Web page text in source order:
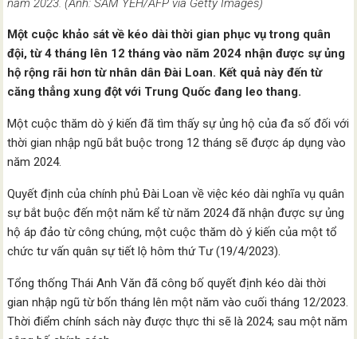
năm 2023. (Ảnh: SAM YEH/AFP via Getty Images)
Một cuộc khảo sát về kéo dài thời gian phục vụ trong quân
đội, từ 4 tháng lên 12 tháng vào năm 2024 nhận được sự ủng
hộ rộng rãi hơn từ nhân dân Đài Loan. Kết quả này đến từ
căng thẳng xung đột với Trung Quốc đang leo thang.
Một cuộc thăm dò ý kiến đã tìm thấy sự ủng hộ của đa số đối với
thời gian nhập ngũ bắt buộc trong 12 tháng sẽ được áp dụng vào
năm 2024.
Quyết định của chính phủ Đài Loan về việc kéo dài nghĩa vụ quân
sự bắt buộc đến một năm kể từ năm 2024 đã nhận được sự ủng
hộ áp đảo từ công chúng, một cuộc thăm dò ý kiến của một tổ
chức tư vấn quân sự tiết lộ hôm thứ Tư (19/4/2023).
Tổng thống Thái Anh Văn đã công bố quyết định kéo dài thời
gian nhập ngũ từ bốn tháng lên một năm vào cuối tháng 12/2023.
Thời điểm chính sách này được thực thi sẽ là 2024; sau một năm